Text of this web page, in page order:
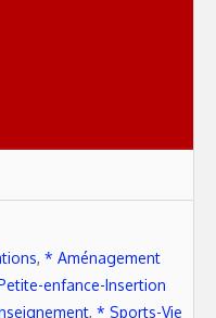
, * Aménagement
enfance-Insertion
, * Sports-Vie